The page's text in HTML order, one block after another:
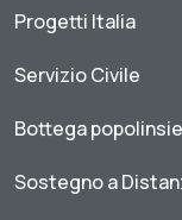
Progetti Italia
Servizio Civile
Bottega
Sostegno a